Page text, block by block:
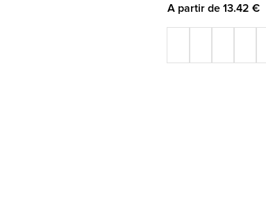
A partir de 13.42 €